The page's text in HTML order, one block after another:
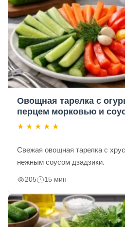
Овощная тарелка с
перцем морковью и
★ ★ ★ ★ ★
Свежая овощная тарелка с
нежным соусом дзадзики.
205 15 мин